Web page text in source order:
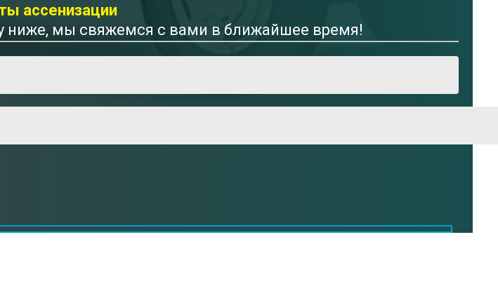
ассенизации
ниже, мы свяжемся с вами в ближайшее время!